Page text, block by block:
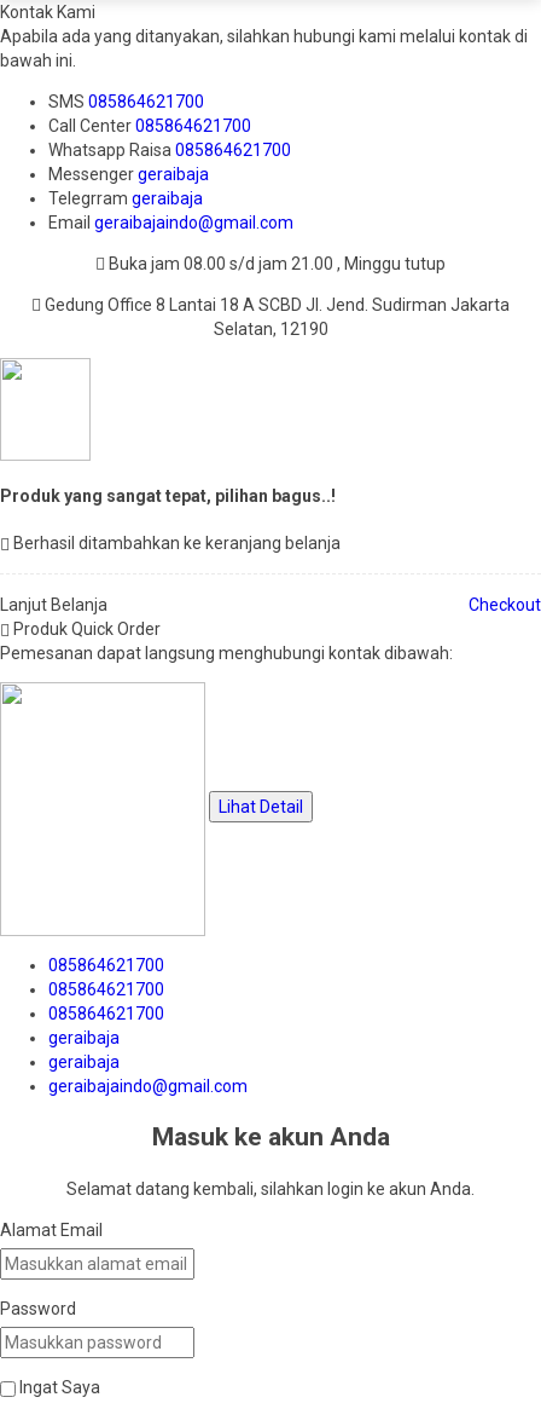
Kontak Kami
Apabila ada yang ditanyakan, silahkan hubungi kami melalui kontak di
bawah ini.
SMS 085864621700
Call Center085864621700
Whatsapp Raisa085864621700
Messengergeraibaja
Telegrram geraibaja
Email geraibajaindo@gmail.com
Buka jam 08.00 s/d jam 21.00 , Minggu tutup
Gedung Office 8 Lantai 18 A SCBD Jl. Jend. Sudirman Jakarta
Selatan, 12190
Produk yang sangat tepat, pilihan bagus..!
Berhasil ditambahkan ke keranjang belanja
Lanjut Belanja
Checkout
Produk Quick Order
Pemesanan dapat langsung menghubungi kontak dibawah:
Lihat Detail
085864621700
085864621700
085864621700
geraibaja
geraibaja
geraibajaindo@gmail.com
Masuk ke akun Anda
Selamat datang kembali, silahkan login ke akun Anda.
Alamat Email
Password
Ingat Saya